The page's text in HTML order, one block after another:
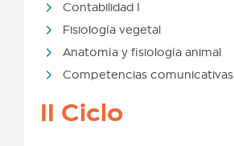
Contabilidad I
Fisiología vegetal
Anatomía y fisiología animal
Competencias comunicativas
II Ciclo